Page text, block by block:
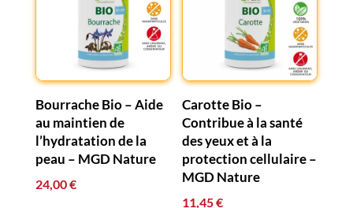
Bourrache Bio – Aide
au maintien de
l’hydratation de la
peau – MGD Nature
24,00€
Carotte Bio –
Contribue à la santé
des yeux et à la
protection cellulaire –
MGD Nature
11,45€